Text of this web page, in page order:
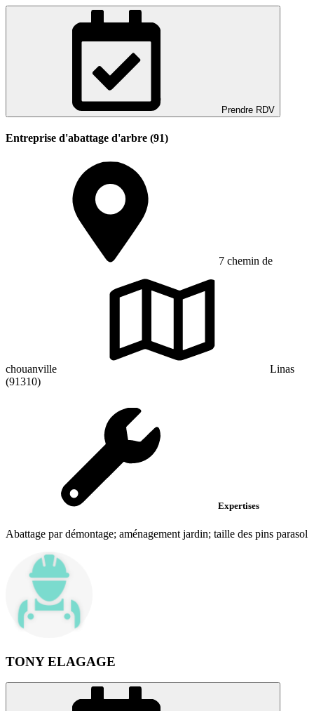
Prendre RDV
Entreprise d'abattage d'arbre (91)
7 chemin de
chouanville
Linas
(91310)
Expertises
Abattage par démontage; aménagement jardin; taille des pins parasol
TONY ELAGAGE